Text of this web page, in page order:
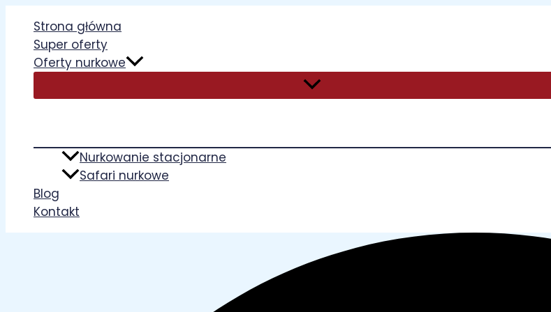
treści
Strona główna
Super oferty
Oferty nurkowe
Nurkowanie stacjonarne
Safari nurkowe
Blog
Kontakt